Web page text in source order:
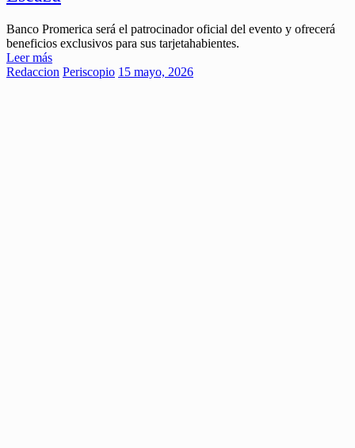
Banco Promerica será el patrocinador oficial del evento y ofrecerá
beneficios exclusivos para sus tarjetahabientes.
Leer más
Redaccion Periscopio 15 mayo, 2026